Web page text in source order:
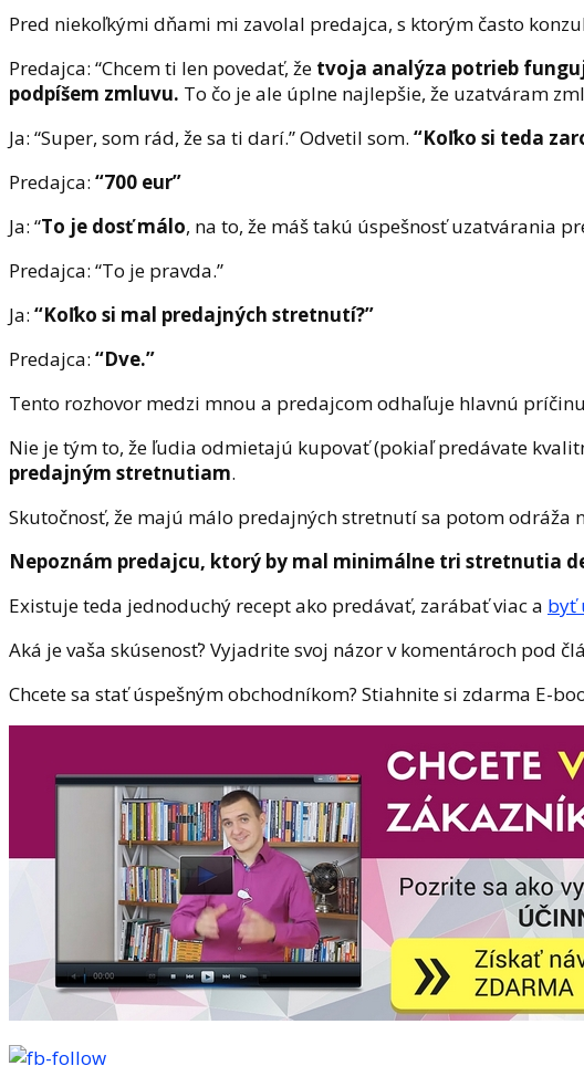
Pred niekoľkými dňami mi zavolal predajca, s ktorým často
Predajca: “Chcem ti len povedať, že tvoja analýza potrieb
podpíšem zmluvu. To čo je ale úplne najlepšie, že uzatváram
Ja: “Super, som rád, že sa ti darí.” Odvetil som. “Koľko si teda
Predajca: “700 eur”
Ja: “To je dosť málo, na to, že máš takú úspešnosť uzatvárania
Predajca: “To je pravda.”
Ja: “Koľko si mal predajných stretnutí?”
Predajca: “Dve.”
Tento rozhovor medzi mnou a predajcom odhaľuje hlavnú
Nie je tým to, že ľudia odmietajú kupovať (pokiaľ predávate
predajným stretnutiam.
Skutočnosť, že majú málo predajných stretnutí sa potom odráža
Nepoznám predajcu, ktorý by mal minimálne tri stretnutia
Existuje teda jednoduchý recept ako predávať, zarábať viac a byť
Aká je vaša skúsenosť? Vyjadrite svoj názor v komentároch pod
Chcete sa stať úspešným obchodníkom? Stiahnite si zdarma E-